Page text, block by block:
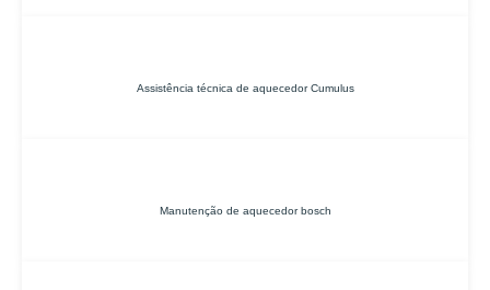
Assistência técnica de aquecedor Cumulus
Manutenção de aquecedor bosch